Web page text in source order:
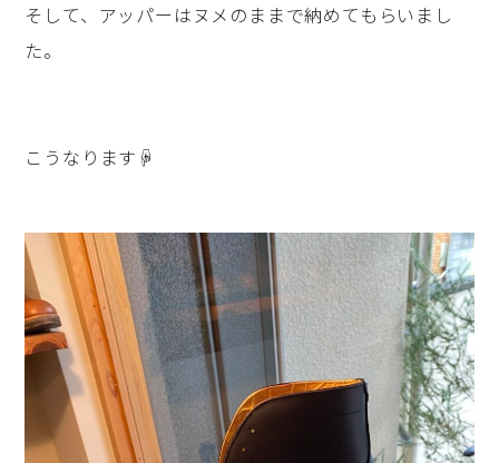
そして、アッパーはヌメのままで納めてもらいまし
た。
こうなります☟